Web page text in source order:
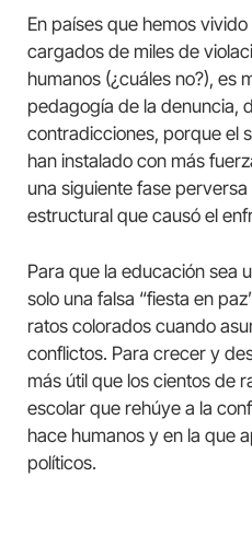
En países que hemos
cargados de miles de
humanos (¿cuáles no?), es
pedagogía de la denuncia,
contradicciones, porque el
han instalado con más
una siguiente fase
estructural que causó el
Para que la educación sea
solo una falsa “fiesta en
ratos colorados cuando
conflictos. Para crecer y
más útil que los cientos de
escolar que rehúye a la
hace humanos y en la que
políticos.